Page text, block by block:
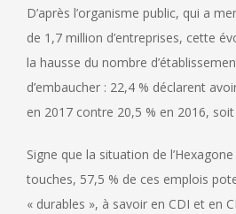
D’après l’organisme public, qui a
de 1,7 million d’entreprises, cette
la hausse du nombre
d’embaucher : 22,4 % déclarent
en 2017 contre 20,5 % en 2016,
Signe que la situation de
touches, 57,5 % de ces emplois
« durables », à savoir en CDI et en